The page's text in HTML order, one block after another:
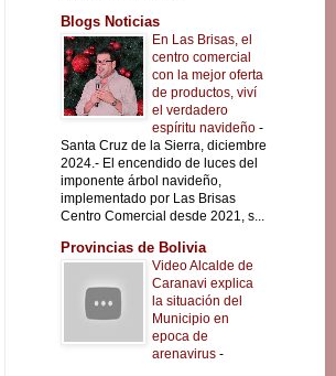
Blogs Noticias
En Las Brisas, el
centro comercial
con la mejor oferta
de productos, viví
el verdadero
espíritu navideño -
Santa Cruz de la Sierra, diciembre
2024.- El encendido de luces del
imponente árbol navideño,
implementado por Las Brisas
Centro Comercial desde 2021, s...
Provincias de Bolivia
Video Alcalde de
Caranavi explica
la situación del
Municipio en
epoca de
arenavirus -